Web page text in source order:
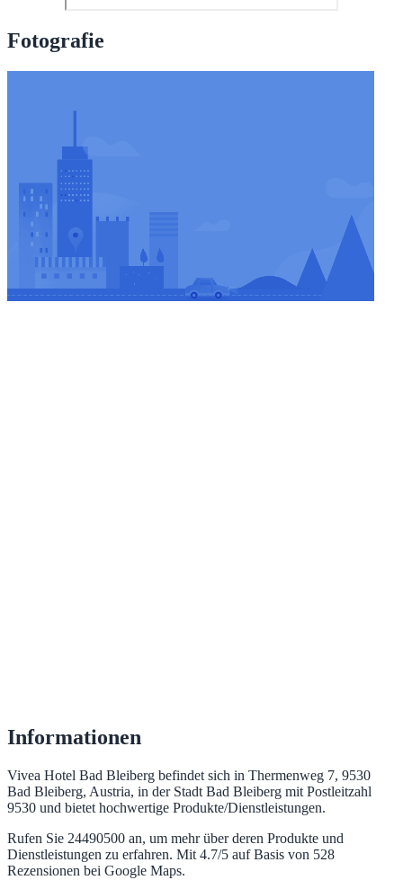
Fotografie
Informationen
Vivea Hotel Bad Bleiberg befindet sich in Thermenweg 7, 9530
Bad Bleiberg, Austria, in der Stadt Bad Bleiberg mit Postleitzahl
9530 und bietet hochwertige Produkte/Dienstleistungen.
Rufen Sie 24490500 an, um mehr über deren Produkte und
Dienstleistungen zu erfahren. Mit 4.7/5 auf Basis von 528
Rezensionen bei Google Maps.